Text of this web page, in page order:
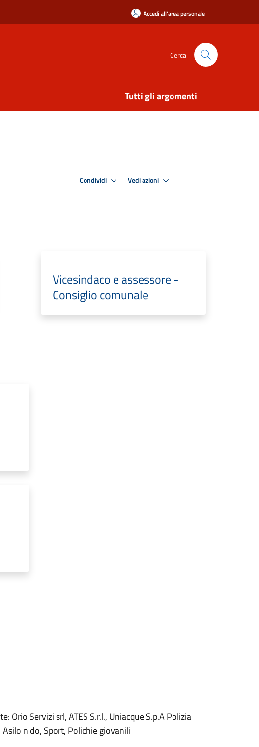
Accedi all'area personale
Cerca
Tutti gli argomenti
Condividi Vedi azioni
Vicesindaco e assessore -
Consiglio comunale
Orio Servizi srl, ATES S.r.l., Uniacque S.p.A Polizia
nido, Sport, Polichie giovanili